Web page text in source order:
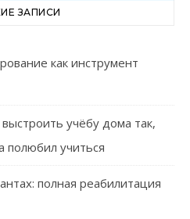
ЗАПИСИ
как инструмент
учёбу дома так,
полюбил учиться
полная реабилитация